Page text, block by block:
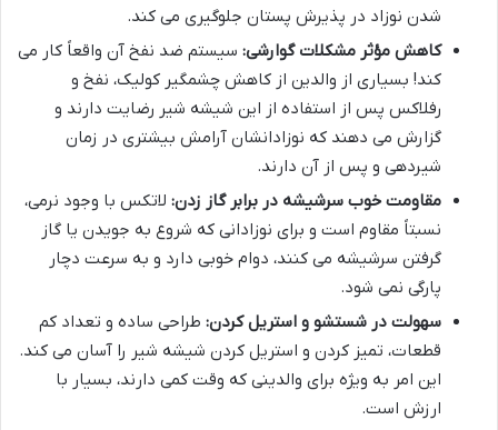
شدن نوزاد در پذیرش پستان جلوگیری می کند.
کاهش مؤثر مشکلات گوارشی: سیستم ضد نفخ آن واقعاً کار می
کند! بسیاری از والدین از کاهش چشمگیر کولیک، نفخ و
رفلاکس پس از استفاده از این شیشه شیر رضایت دارند و
گزارش می دهند که نوزادانشان آرامش بیشتری در زمان
شیردهی و پس از آن دارند.
مقاومت خوب سرشیشه در برابر گاز زدن: لاتکس با وجود نرمی،
نسبتاً مقاوم است و برای نوزادانی که شروع به جویدن یا گاز
گرفتن سرشیشه می کنند، دوام خوبی دارد و به سرعت دچار
پارگی نمی شود.
سهولت در شستشو و استریل کردن: طراحی ساده و تعداد کم
قطعات، تمیز کردن و استریل کردن شیشه شیر را آسان می کند.
این امر به ویژه برای والدینی که وقت کمی دارند، بسیار با
ارزش است.